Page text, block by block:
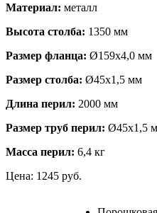
Материал: металл
Высота столба: 1350 мм
Размер фланца: Ø159х4,0 мм
Размер столба: Ø45х1,5 мм
Длина перил: 2000 мм
Размер труб перил: Ø45х1,5
Масса перил: 6,4 кг
Цена: 1245 руб.